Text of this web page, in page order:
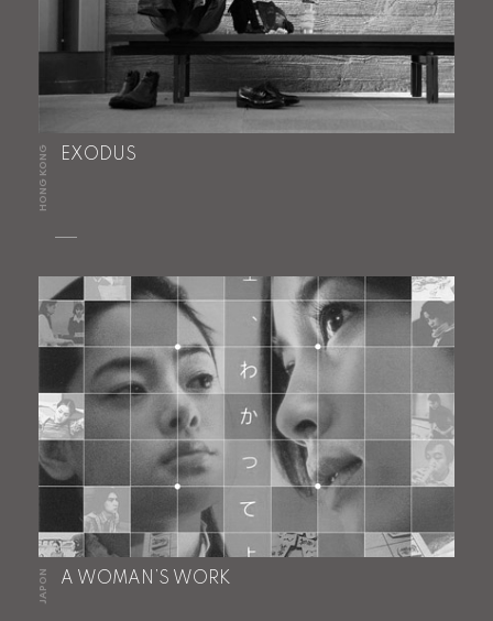
HONG KONG EXODUS
JAPON A WOMAN’S WORK